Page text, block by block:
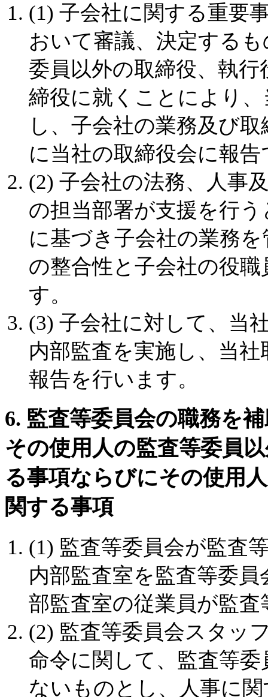
(1) 子会社に関する重要
おいて審議、決定する
委員以外の取締役、執
締役に就くことにより
し、子会社の業務及び
に当社の取締役会に報
(2) 子会社の法務、人事
の担当部署が支援を行
に基づき子会社の業務
の整合性と子会社の役
す。
(3) 子会社に対して、当
内部監査を実施し、当
報告を行います。
6. 監査等委員会の職務を
その使用人の監査等委員
る事項ならびにその使用
関する事項
(1) 監査等委員会が監査
内部監査室を監査等委
部監査室の従業員が監
(2) 監査等委員会スタッ
命令に関して、監査等
ないものとし、人事に